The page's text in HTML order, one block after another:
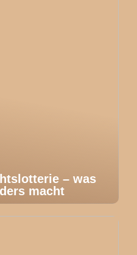
– was
macht